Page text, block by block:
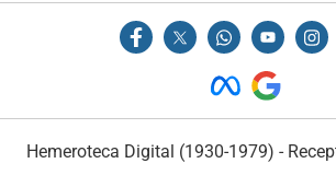
Hemeroteca Digital (1930-1979) -